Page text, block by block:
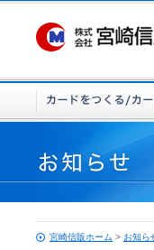
宮崎信販ホーム > お知ら